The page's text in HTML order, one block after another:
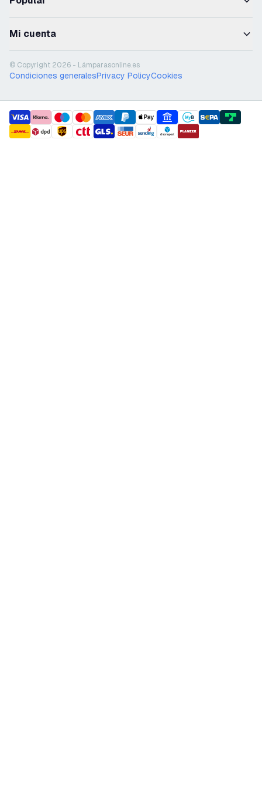
Mi cuenta
© Copyright 2026 - Lámparasonline.es
Condiciones generalesPrivacy PolicyCookies
payment methods
shipment methods